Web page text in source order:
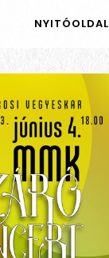
NYITÓOLDAL